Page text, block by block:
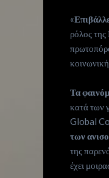
now
us
Search
«
ρόλος της
Τα
κατά των
Global
των
της
έχει